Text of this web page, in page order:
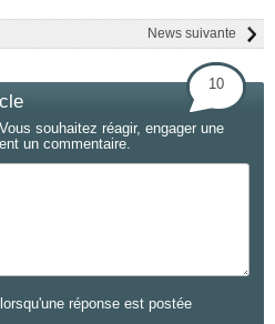
News suivante
10
souhaitez réagir, engager une
un commentaire.
réponse est postée